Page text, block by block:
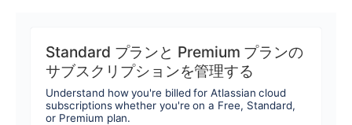
Standard プランと Premium プランの
サブスクリプションを管理する
Understand how you're billed for Atlassian cloud
subscriptions whether you're on a Free, Standard,
or Premium plan.